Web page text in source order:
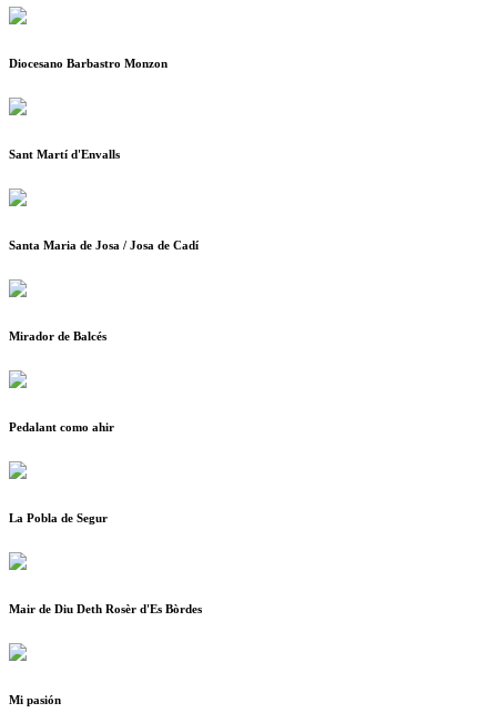
Diocesano Barbastro Monzon
Sant Martí d'Envalls
Santa Maria de Josa / Josa de Cadí
Mirador de Balcés
Pedalant como ahir
La Pobla de Segur
Mair de Diu Deth Rosèr d'Es Bòrdes
Mi pasión